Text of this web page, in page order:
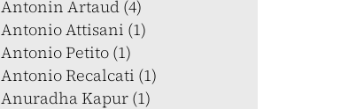
Antonin Artaud (4)
Antonio Attisani (1)
Antonio Petito (1)
Antonio Recalcati (1)
Anuradha Kapur (1)